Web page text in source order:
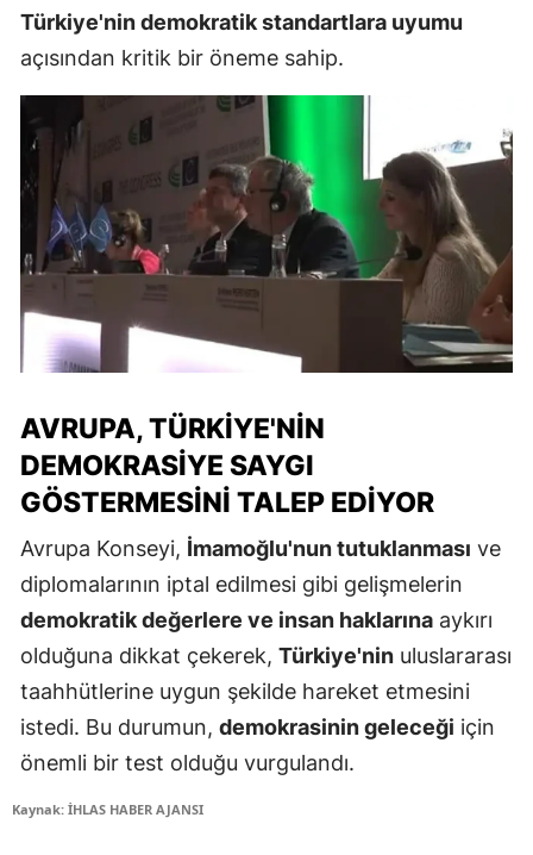
Türkiye'nin demokratik standartlara uyumu
açısından kritik bir öneme sahip.
AVRUPA, TÜRKIYE'NIN
DEMOKRASIYE SAYGI
GÖSTERMESINI TALEP EDIYOR
Avrupa Konseyi, İmamoğlu'nun tutuklanması ve
diplomalarının iptal edilmesi gibi gelişmelerin
demokratik değerlere ve insan haklarına aykırı
olduğuna dikkat çekerek, Türkiye'nin uluslararası
taahhütlerine uygun şekilde hareket etmesini
istedi. Bu durumun, demokrasinin geleceği için
önemli bir test olduğu vurgulandı.
Kaynak: İHLAS HABER AJANSI